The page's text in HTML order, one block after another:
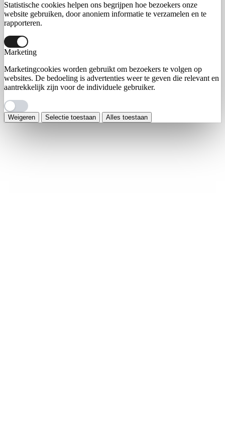
Statistische cookies helpen ons begrijpen hoe bezoekers onze
website gebruiken, door anoniem informatie te verzamelen en te
rapporteren.
Marketing
Marketingcookies worden gebruikt om bezoekers te volgen op
websites. De bedoeling is advertenties weer te geven die relevant en
aantrekkelijk zijn voor de individuele gebruiker.
Weigeren Selectie toestaan Alles toestaan